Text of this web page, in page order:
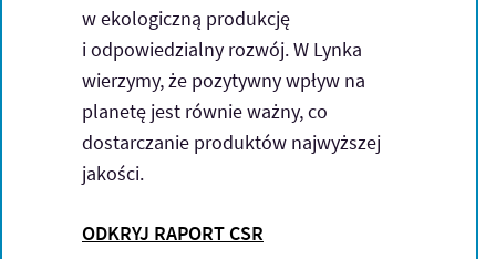
w ekologiczną produkcję
i odpowiedzialny rozwój. W Lynka
wierzymy, że pozytywny wpływ na
planetę jest równie ważny, co
dostarczanie produktów najwyższej
jakości.
ODKRYJ RAPORT CSR